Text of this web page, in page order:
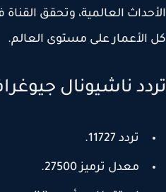
العالمية، وتحقق القناة
الأعمار على مستوى العالم.
ناشيونال
تردد 11727.
معدل ترميز 27500.